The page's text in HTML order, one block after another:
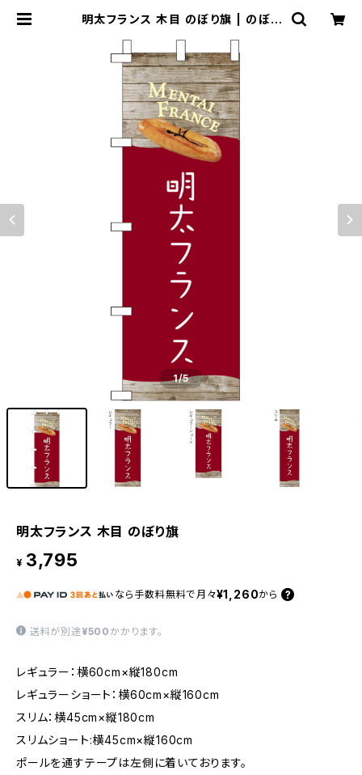
明太フランス 木目 のぼり旗 | のぼり
1/5
明太フランス 木目 のぼり旗
¥ 3,795
なら 手数料無料で 月々¥1,260から
送料が別途 ¥500 かかります。
レギュラー：横60cm×縦180cm
レギュラーショート：横60cm×縦160cm
スリム：横45cm×縦180cm
スリムショート:横45cm×縦160cm
ポールを通すテープは左側に着いております。